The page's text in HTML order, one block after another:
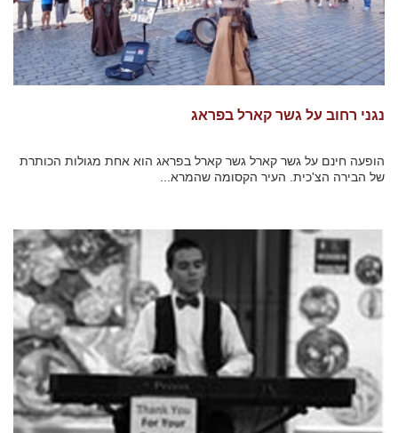
נגני רחוב על גשר קארל בפראג
הופעה חינם על גשר קארל גשר קארל בפראג הוא אחת מגולות הכותרת
של הבירה הצ'כית. העיר הקסומה שהמרא...